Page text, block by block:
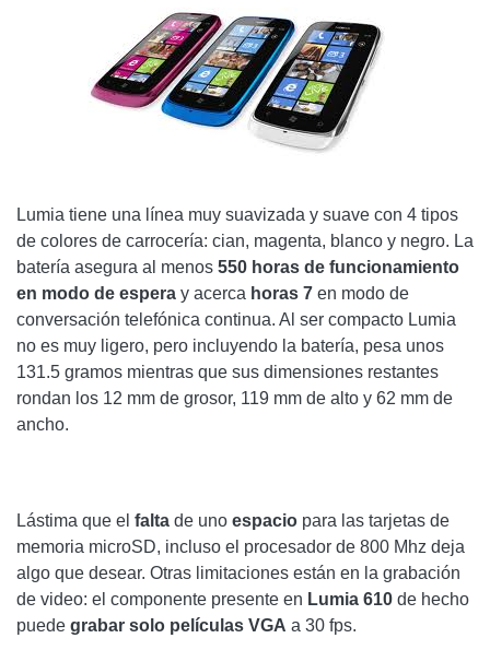
Lumia tiene una línea muy suavizada y suave con 4 tipos
de colores de carrocería: cian, magenta, blanco y negro. La
batería asegura al menos 550 horas de funcionamiento
en modo de espera y acerca horas 7 en modo de
conversación telefónica continua. Al ser compacto Lumia
no es muy ligero, pero incluyendo la batería, pesa unos
131.5 gramos mientras que sus dimensiones restantes
rondan los 12 mm de grosor, 119 mm de alto y 62 mm de
ancho.
Lástima que el falta de uno espacio para las tarjetas de
memoria microSD, incluso el procesador de 800 Mhz deja
algo que desear. Otras limitaciones están en la grabación
de video: el componente presente en Lumia 610 de hecho
puede grabar solo películas VGA a 30 fps.